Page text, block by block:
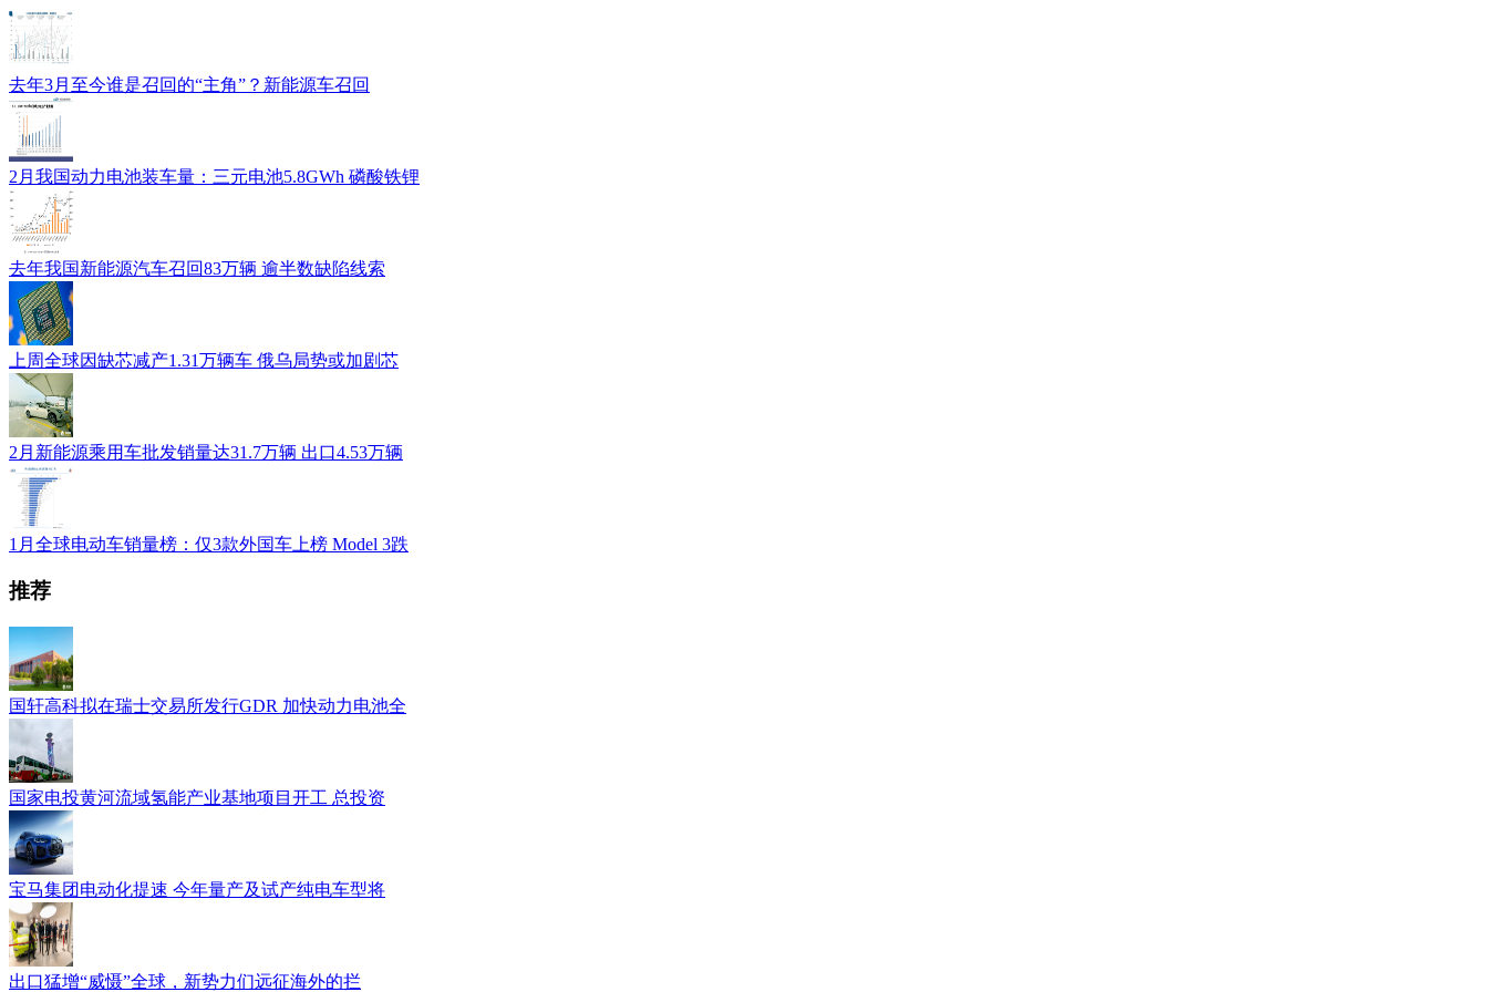
去年3月至今谁是召回的“主角”？新能源车召回
2月我国动力电池装车量：三元电池5.8GWh 磷酸铁锂
去年我国新能源汽车召回83万辆 逾半数缺陷线索
上周全球因缺芯减产1.31万辆车 俄乌局势或加剧芯
2月新能源乘用车批发销量达31.7万辆 出口4.53万辆
1月全球电动车销量榜：仅3款外国车上榜 Model 3跌
推荐
国轩高科拟在瑞士交易所发行GDR 加快动力电池全
国家电投黄河流域氢能产业基地项目开工 总投资
宝马集团电动化提速 今年量产及试产纯电车型将
出口猛增“威慑”全球，新势力们远征海外的拦